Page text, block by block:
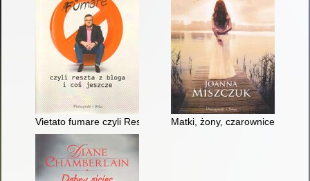
Vietato fumare czyli Reszta z bloga i coś jeszcze
Matki, żony, czarownice